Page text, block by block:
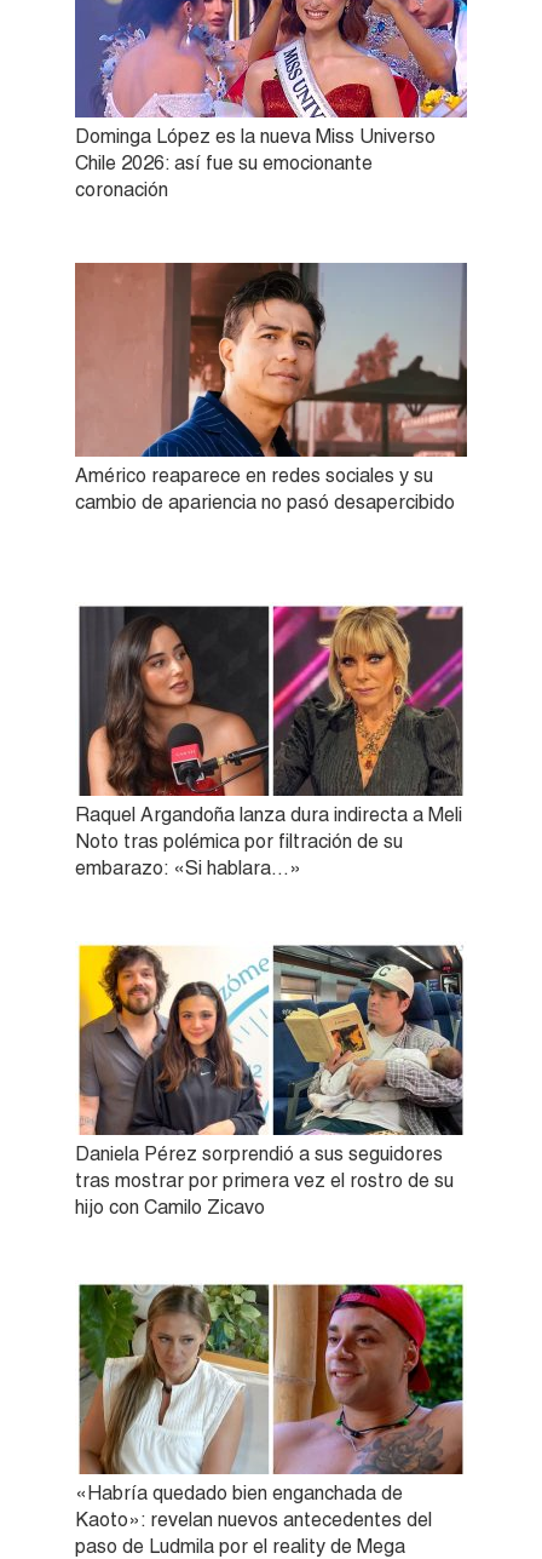
Dominga López es la nueva Miss Universo
Chile 2026: así fue su emocionante
coronación
Américo reaparece en redes sociales y su
cambio de apariencia no pasó desapercibido
Raquel Argandoña lanza dura indirecta a Meli
Noto tras polémica por filtración de su
embarazo: «Si hablara…»
Daniela Pérez sorprendió a sus seguidores
tras mostrar por primera vez el rostro de su
hijo con Camilo Zicavo
«Habría quedado bien enganchada de
Kaoto»: revelan nuevos antecedentes del
paso de Ludmila por el reality de Mega